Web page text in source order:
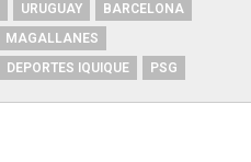
URUGUAY
BARCELONA
MAGALLANES
DEPORTES IQUIQUE PSG